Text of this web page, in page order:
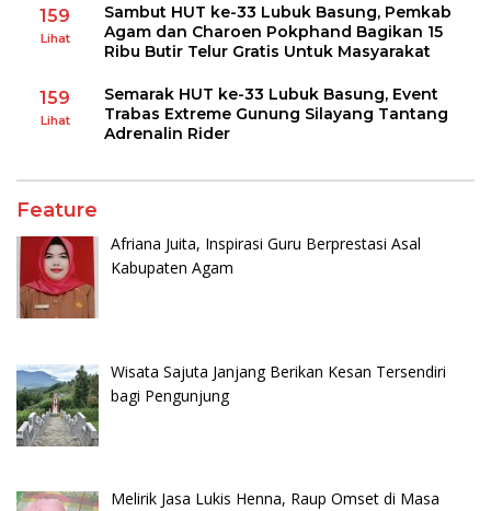
159
Lihat
Sambut HUT ke-33 Lubuk Basung, Pemkab
Agam dan Charoen Pokphand Bagikan 15
Ribu Butir Telur Gratis Untuk Masyarakat
159
Lihat
Semarak HUT ke-33 Lubuk Basung, Event
Trabas Extreme Gunung Silayang Tantang
Adrenalin Rider
Feature
Afriana Juita, Inspirasi Guru Berprestasi Asal
Kabupaten Agam
Wisata Sajuta Janjang Berikan Kesan Tersendiri
bagi Pengunjung
Melirik Jasa Lukis Henna, Raup Omset di Masa